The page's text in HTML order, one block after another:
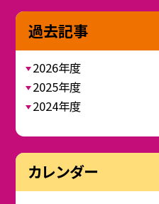
過去記事
2026年度
2025年度
2024年度
カレンダー